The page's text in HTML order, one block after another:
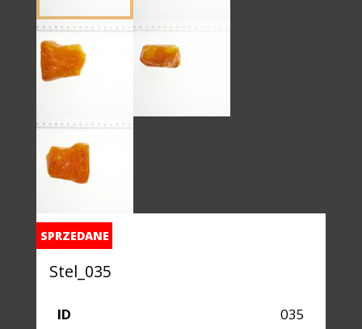
SPRZEDANE
Stel_035
ID 035